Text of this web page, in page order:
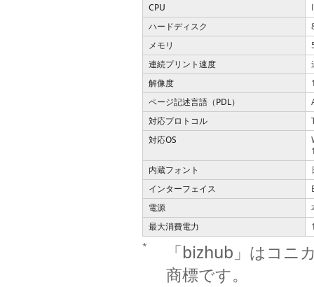
CPU
ハードディスク
メモリ
連続プリント速度
解像度
ページ記述言語（PDL）
対応プロトコル
対応OS
内蔵フォント
インターフェイス
電源
最大消費電力
*
「bizhub」はコニ
商標です。